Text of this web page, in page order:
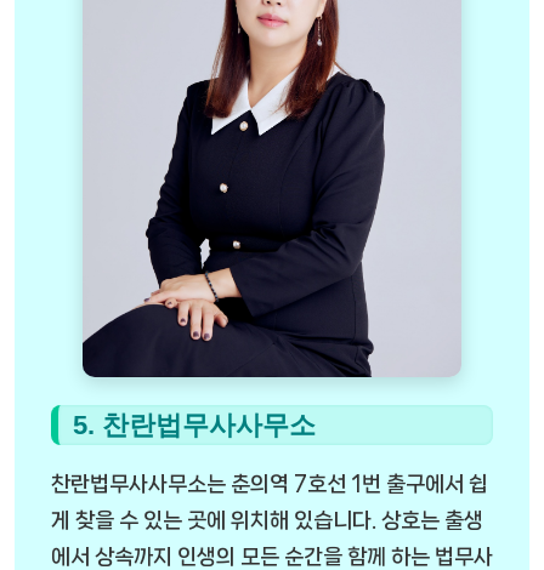
5. 찬란법무사사무소
찬란법무사사무소는 춘의역 7호선 1번 출구에서 쉽
게 찾을 수 있는 곳에 위치해 있습니다. 상호는 출생
에서 상속까지 인생의 모든 순간을 함께 하는 법무사